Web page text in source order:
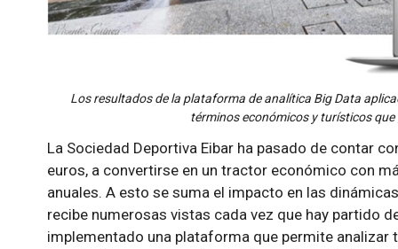
Los resultados de la plataforma de analítica Big Data
términos económicos y turísticos
La Sociedad Deportiva Eibar ha pasado de contar
euros, a convertirse en un tractor económico con
anuales. A esto se suma el impacto en las
recibe numerosas vistas cada vez que hay partido
implementado una plataforma que permite